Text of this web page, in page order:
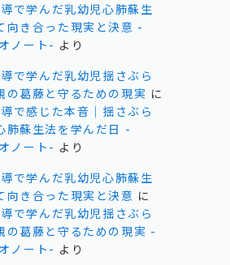
で学んだ乳幼児心肺蘇生
向き合った現実と決意 -
ノート- より
で学んだ乳幼児揺さぶら
の葛藤と守るための現実 に
で感じた本音｜揺さぶら
肺蘇生法を学んだ日 -
ノート- より
で学んだ乳幼児心肺蘇生
向き合った現実と決意 に
で学んだ乳幼児揺さぶら
の葛藤と守るための現実 -
ノート- より